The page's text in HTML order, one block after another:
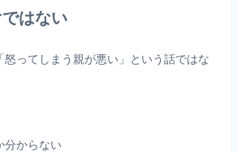
はない
怒ってしまう親が悪い」という話ではな
分からない